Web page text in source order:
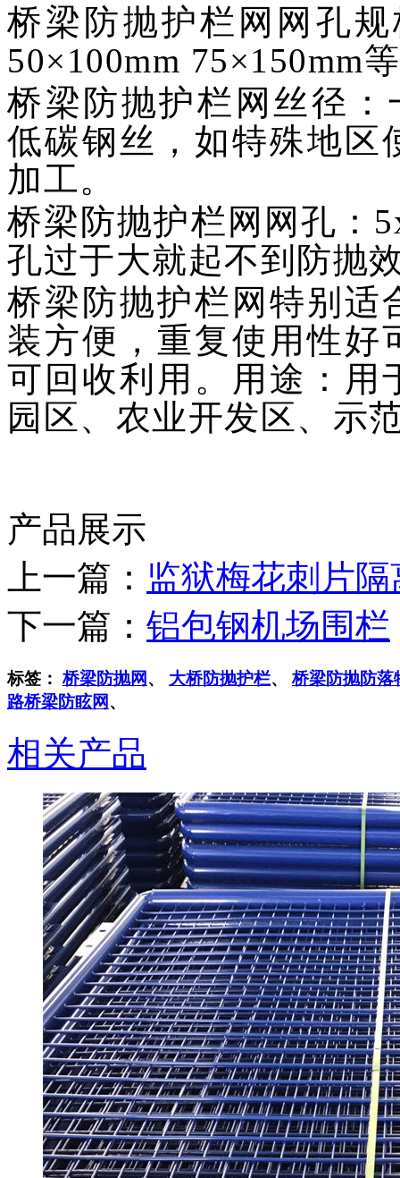
桥梁防抛护栏网网孔规
50×100mm 75×150mm
桥梁防抛护栏网丝径：
低碳钢丝，如特殊地区
加工。
桥梁防抛护栏网网孔：
孔过于大就起不到防抛
桥梁防抛护栏网特别适
装方便，重复使用性好
可回收利用。用途：用
园区、农业开发区、示
产品展示
上一篇： 监狱梅花刺片隔
下一篇： 铝包钢机场围栏
标签：桥梁防抛网 、 大桥防抛护栏、桥梁防抛防落
路桥梁防眩网 、
相关产品